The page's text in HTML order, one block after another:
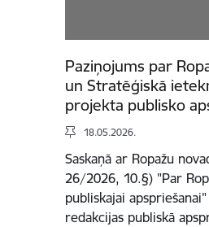
Paziņojums par
un Stratēģiskā
projekta publisko
18.05.2026.
Saskaņā ar Ropažu
26/2026, 10.§) "Par
publiskajai
redakcijas publiskā